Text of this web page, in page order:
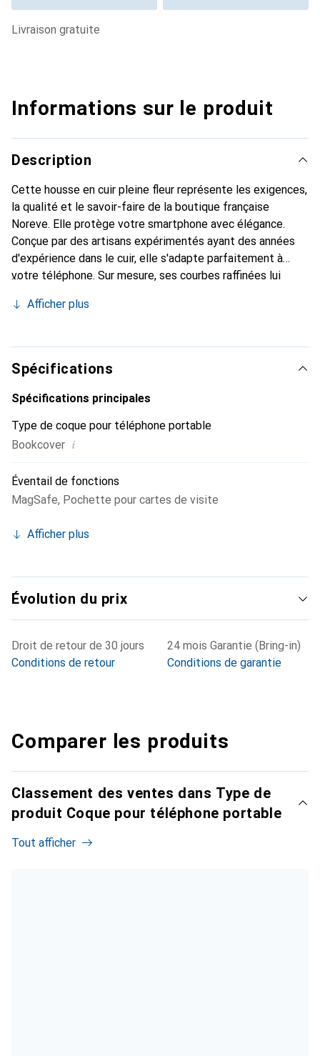
livraison gratuite
Informations sur le produit
Description
Cette housse en cuir pleine fleur représente les exigences,
la qualité et le savoir-faire de la boutique française
Noreve. Elle protège votre smartphone avec élégance.
Conçue par des artisans expérimentés ayant des années
d'expérience dans le cuir, elle s'adapte parfaitement à
votre téléphone. Sur mesure, ses courbes raffinées lui
l'accessoire chic et indispensable pour votre smartphone.
qualité, la marque Noreve est un choix fiable pour une
clientèle exigeante.
Afficher plus
Spécifications
Spécifications principales
Type de coque pour téléphone portable
Bookcover i
Éventail de fonctions
MagSafe, Pochette pour cartes de visite
Afficher plus
Évolution du prix
Droit de retour de 30 jours
Conditions de retour
24 mois Garantie (Bring-in)
Conditions de garantie
Comparer les produits
Classement des ventes dans Type de
produit Coque pour téléphone portable
Tout afficher